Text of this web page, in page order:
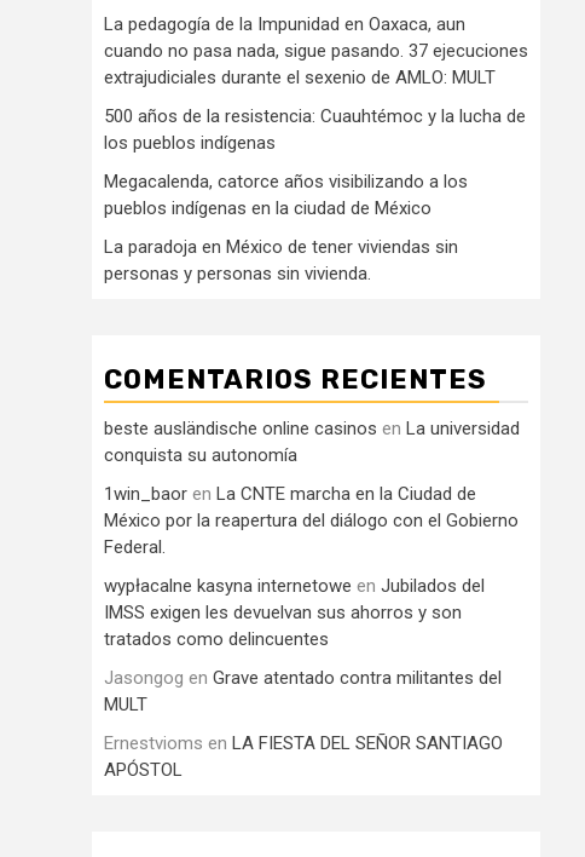
La pedagogía de la Impunidad en Oaxaca, aun
cuando no pasa nada, sigue pasando. 37 ejecuciones
extrajudiciales durante el sexenio de AMLO: MULT
500 años de la resistencia: Cuauhtémoc y la lucha de
los pueblos indígenas
Megacalenda, catorce años visibilizando a los
pueblos indígenas en la ciudad de México
La paradoja en México de tener viviendas sin
personas y personas sin vivienda.
COMENTARIOS RECIENTES
beste ausländische online casinos en La universidad
conquista su autonomía
1win_baor en La CNTE marcha en la Ciudad de
México por la reapertura del diálogo con el Gobierno
Federal.
wypłacalne kasyna internetowe en Jubilados del
IMSS exigen les devuelvan sus ahorros y son
tratados como delincuentes
Jasongog en Grave atentado contra militantes del
MULT
Ernestvioms en LA FIESTA DEL SEÑOR SANTIAGO
APÓSTOL